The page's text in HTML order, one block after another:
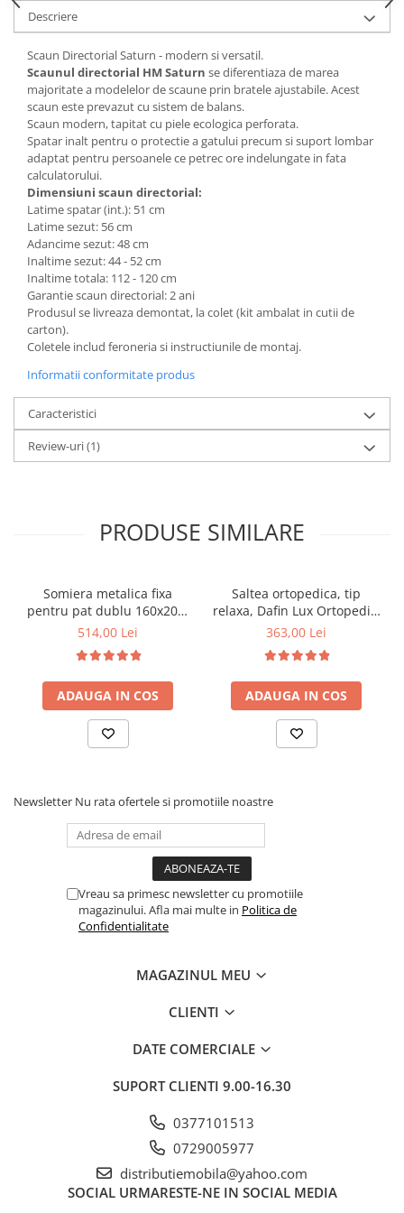
Mese gradinita
Scaune gradinita
Set mese si scaune gradinita
Mobilier copii
Mobila camera copii
Scaune birou pentru copii
Saltele patuturi copii
Paturi copii
Masa si scaune gradinita
Seturi comode living si dormitor
Descriere
Scaun Directorial Saturn - modern si versatil.
Scaunul directorial HM Saturn se diferentiaza de marea
majoritate a modelelor de scaune prin bratele ajustabile. Acest
scaun este prevazut cu sistem de balans.
Scaun modern, tapitat cu piele ecologica perforata.
Spatar inalt pentru o protectie a gatului precum si suport lombar
adaptat pentru persoanele ce petrec ore indelungate in fata
calculatorului.
Dimensiuni scaun directorial:
Latime spatar (int.): 51 cm
Latime sezut: 56 cm
Adancime sezut: 48 cm
Inaltime sezut: 44 - 52 cm
Inaltime totala: 112 - 120 cm
Garantie scaun directorial: 2 ani
Produsul se livreaza demontat, la colet (kit ambalat in cutii de
carton).
Coletele includ feroneria si instructiunile de montaj.
Informatii conformitate produs
Caracteristici
Review-uri(1)
PRODUSE SIMILARE
Somiera metalica fixa
pentru pat dublu 160x200,
6 picioare, 32 lamele lemn
saltea ferm, negru
514,00 Lei
ADAUGA IN COS
Saltea ortopedica, tip
relaxa, Dafin Lux Ortopedic,
90x200x21cm, fermitate
tip Bonell, fata vara-iarna,
sistem de aerisire cu
butoni, Salt Confort
363,00 Lei
ADAUGA IN COS
Newsletter Nu rata ofertele si promotiile noastre
Vreau sa primesc newsletter cu promotiile
magazinului. Afla mai multe in Politica de
Confidentialitate
MAGAZINUL MEU
CLIENTI
DATE COMERCIALE
SUPORT CLIENTI 9.00-16.30
0377101513
0729005977
distributiemobila@yahoo.com
SOCIAL URMARESTE-NE IN SOCIAL MEDIA